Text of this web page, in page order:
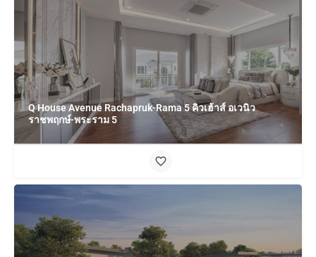
Q House Avenue Rachapruk-Rama 5 คิวเฮ้าส์ อเวนิว
ราชพฤกษ์-พระราม 5